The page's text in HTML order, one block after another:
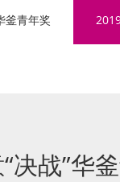
釜青年奖
决战”华